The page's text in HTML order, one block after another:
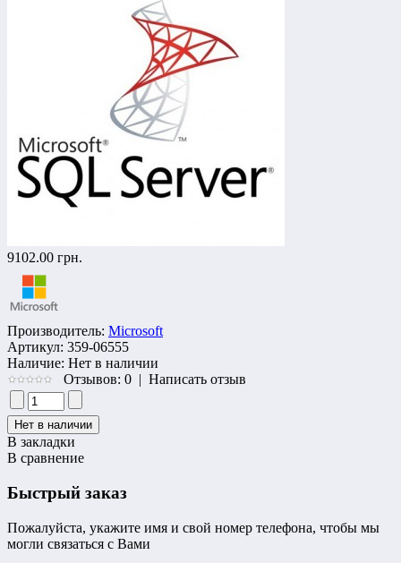
9102.00 грн.
Производитель: Microsoft
Артикул: 359-06555
Наличие: Нет в наличии
Отзывов: 0 | Написать отзыв
В закладки
В сравнение
Быстрый заказ
Пожалуйста, укажите имя и свой номер телефона, чтобы мы
могли связаться с Вами